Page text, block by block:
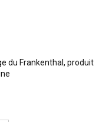
du Frankenthal, produit